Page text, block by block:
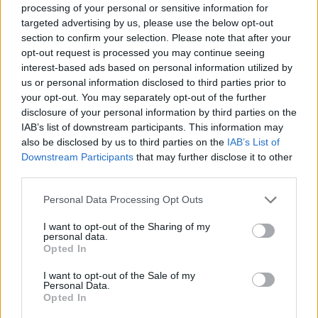
processing of your personal or sensitive information for
targeted advertising by us, please use the below opt-out
section to confirm your selection. Please note that after your
opt-out request is processed you may continue seeing
interest-based ads based on personal information utilized by
us or personal information disclosed to third parties prior to
your opt-out. You may separately opt-out of the further
disclosure of your personal information by third parties on the
IAB’s list of downstream participants. This information may
also be disclosed by us to third parties on the IAB’s List of
Downstream Participants that may further disclose it to other
Please note that this website/app uses one or more Google
not limited to your visit or usage behaviour. You may click to
grant or deny consent to Google and its third-party tags to
use your data for below specified purposes in below Google
consent section.
Personal Data Processing Opt Outs
I want to opt-out of the Sharing of my
personal data.
Opted In
I want to opt-out of the Sale of my
Personal Data.
Opted In
Ennyi idő távlatából el kell gondolkozni, hogy megérte-e.
Sokan nem vitatják, hogy a 2012 és 2014 között felújított egri Dobó
tér jól néz ki: tágas és közösségi eseményekre csábít. Talán már nem
is emlékszünk arra, hogy nézett ki a régi tér. Más kérdés, hogy mi
volt ennek az ára. Márkus László alábbi fotóin láthatóak az egykori
felújítás szívfájdító momentumai: rengeteg fát és bokrot vágtak ki az
építkezés miatt. Igaz, új fákat is telepítettek. Ön mit gondol,
megérte?
Ne maradjon le a legfrissebb hírekről, kövessen bennünket az
Vissza a főoldalra